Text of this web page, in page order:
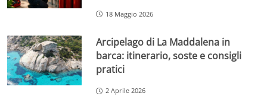
18 Maggio 2026
Arcipelago di La Maddalena in
barca: itinerario, soste e consigli
pratici
2 Aprile 2026